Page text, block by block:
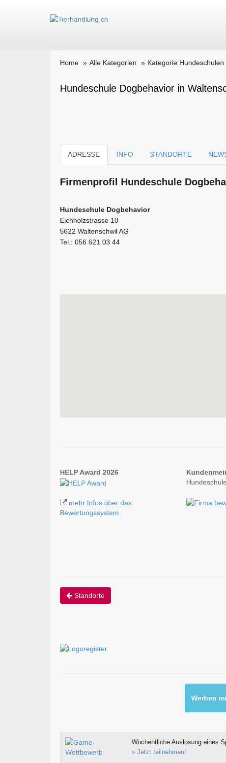
Home Alle Kategorien Kategorie Hundeschulen
Hundeschule Dogbehavior in
ADRESSE INFO STANDORTE
Firmen­profil Hundeschule
Hundeschule Dogbehavior
Eichholzstrasse 10
5622 Waltenschwil AG
Tel.: 056 621 03 44
HELP Award 2026
mehr Infos über das
Bewertungssystem
Standorte
Werben
Wöchentliche Auslosung eines
» Jetzt teilnehmen!